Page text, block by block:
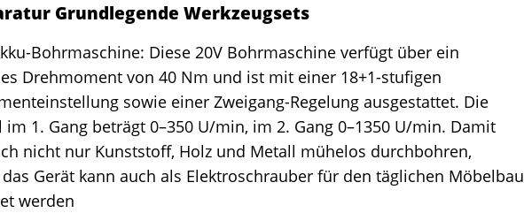
Grundlegende Werkzeugsets
Bohrmaschine: Diese 20V Bohrmaschine verfügt über ein
Drehmoment von 40 Nm und ist mit einer 18+1-stufigen
sowie einer Zweigang-Regelung ausgestattet. Die
im 1. Gang beträgt 0–350 U/min, im 2. Gang 0–1350 U/min. Damit
nicht nur Kunststoff, Holz und Metall mühelos durchbohren,
Gerät kann auch als Elektroschrauber für den täglichen Möbelbau
werden